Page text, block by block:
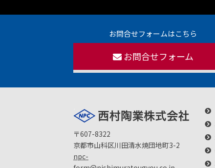
お問合せフォームはこちら
お問合せフォーム
〒607-8322
京都市山科区川田清水焼団地町3-2
npc-